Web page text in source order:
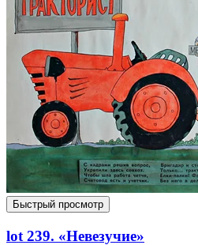
Быстрый просмотр
lot 239. «Невезучие»